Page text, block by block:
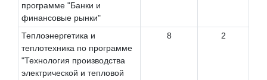
программе "Банки и
финансовые рынки"
Теплоэнергетика и
теплотехника по программе
"Технология производства
электрической и тепловой
8 2